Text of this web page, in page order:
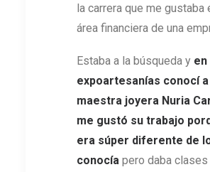
la carrera que me gustaba
área financiera de una
Estaba a la búsqueda y en
expoartesanías conocí a
maestra joyera Nuria
me gustó su trabajo
era súper diferente de
conocía pero daba clases